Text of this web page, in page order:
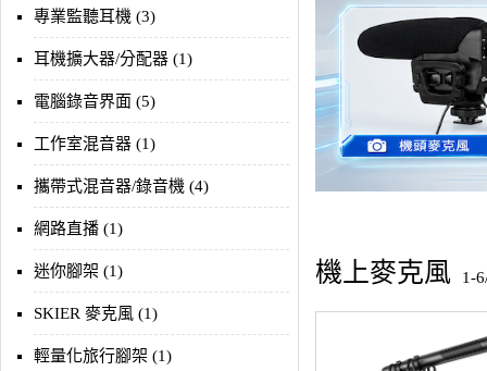
專業監聽耳機 (3)
耳機擴大器/分配器 (1)
電腦錄音界面 (5)
工作室混音器 (1)
攜帶式混音器/錄音機 (4)
網路直播 (1)
迷你腳架 (1)
SKIER 麥克風 (1)
輕量化旅行腳架 (1)
機上麥克風 1-